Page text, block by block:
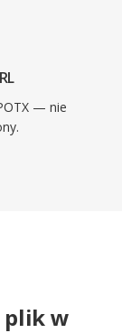
— nie
plik w